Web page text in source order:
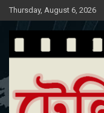
Skip
to
content
Thursday, August 6, 2026